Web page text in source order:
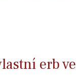
erb ve